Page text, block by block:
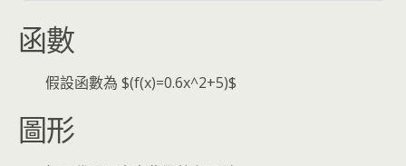
函數
假設函數為 $(f(x)=0.6x^2+5)$
圖形